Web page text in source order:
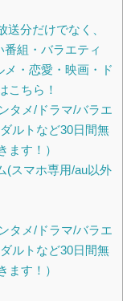
分だけでなく、
組・バラエティ
・恋愛・映画・ド
こちら！
タメ/ドラマ/バラエ
ルトなど30日間無
ます！）
スマホ専用/au以外
タメ/ドラマ/バラエ
ルトなど30日間無
ます！）